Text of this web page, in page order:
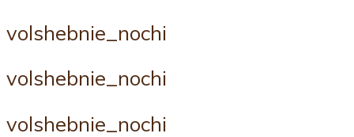
volshebnie_nochi
volshebnie_nochi
volshebnie_nochi